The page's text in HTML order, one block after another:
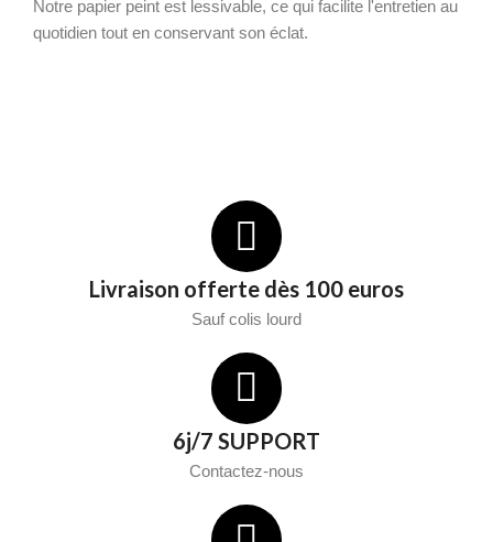
Notre papier peint est lessivable, ce qui facilite l'entretien au
quotidien tout en conservant son éclat.
Livraison offerte dès 100 euros
Sauf colis lourd
6j/7 SUPPORT
Contactez-nous